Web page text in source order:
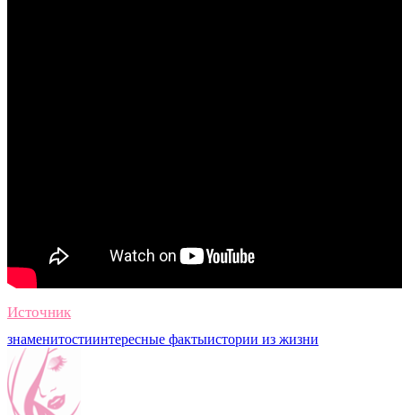
Источник
знаменитостиинтересные фактыистории из жизни